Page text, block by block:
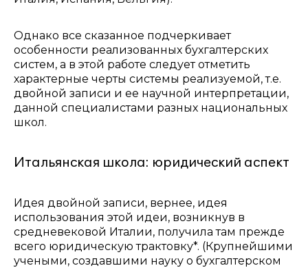
Однако все сказанное подчеркивает
особенности реализованных бухгалтерских
систем, а в этой работе следует отметить
характерные черты системы реализуемой, т.е.
двойной записи и ее научной интерпретации,
данной специалистами разных национальных
школ.
Итальянская школа: юридический аспект
Идея двойной записи, вернее, идея
использования этой идеи, возникнув в
средневековой Италии, получила там прежде
всего юридическую трактовку*. (Крупнейшими
учеными, создавшими науку о бухгалтерском